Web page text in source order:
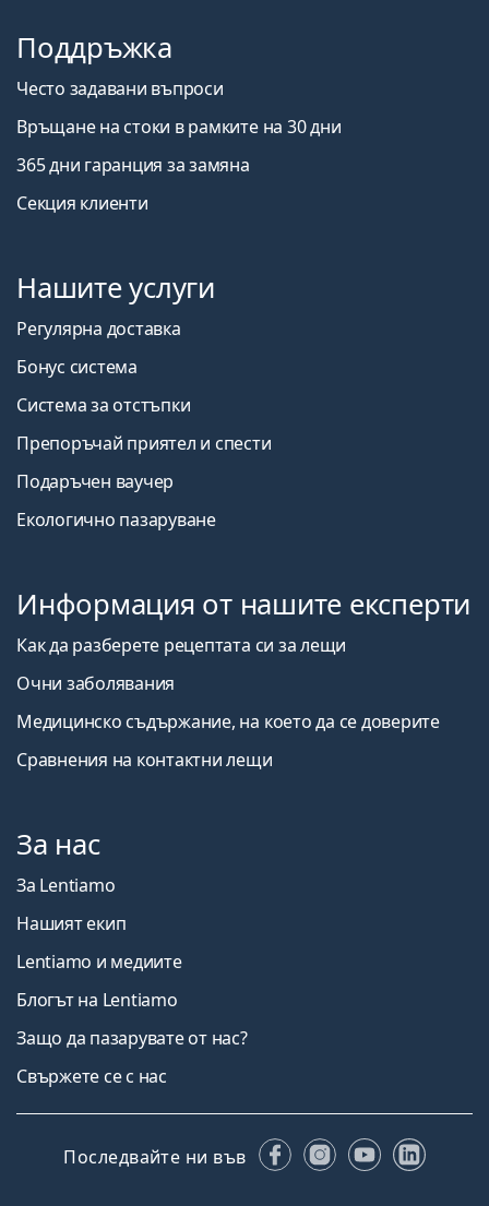
Поддръжка
Често задавани въпроси
Връщане на стоки в рамките на 30 дни
365 дни гаранция за замяна
Секция клиенти
Нашите услуги
Регулярна доставка
Бонус система
Система за отстъпки
Препоръчай приятел и спести
Подаръчен ваучер
Екологично пазаруване
Информация от нашите експерти
Как да разберете рецептата си за лещи
Очни заболявания
Медицинско съдържание, на което да се доверите
Сравнения на контактни лещи
За нас
За Lentiamo
Нашият екип
Lentiamo и медиите
Блогът на Lentiamo
Защо да пазарувате от нас?
Свържете се с нас
Последвайте ни във FacebookInstagram
YouTube